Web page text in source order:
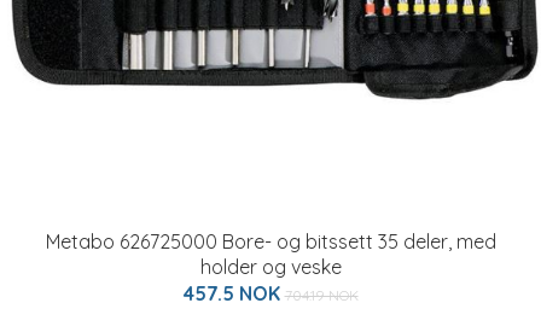
Metabo 626725000 Bore- og bitssett 35 deler, med
holder og veske
457.5 NOK 704.19 NOK